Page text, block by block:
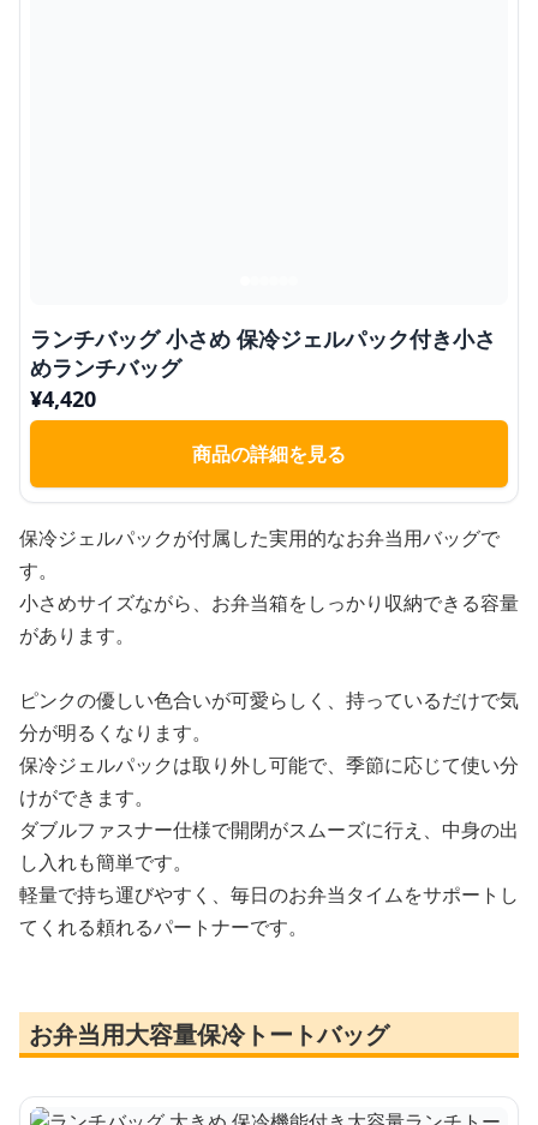
ランチバッグ 小さめ 保冷ジェルパック付き小さ
めランチバッグ
¥4,420
商品の詳細を見る
保冷ジェルパックが付属した実用的なお弁当用バッグで
す。
小さめサイズながら、お弁当箱をしっかり収納できる容量
があります。
ピンクの優しい色合いが可愛らしく、持っているだけで気
分が明るくなります。
保冷ジェルパックは取り外し可能で、季節に応じて使い分
けができます。
ダブルファスナー仕様で開閉がスムーズに行え、中身の出
し入れも簡単です。
軽量で持ち運びやすく、毎日のお弁当タイムをサポートし
てくれる頼れるパートナーです。
お弁当用大容量保冷トートバッグ